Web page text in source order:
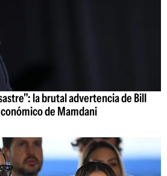
la brutal advertencia de Bill
de Mamdani